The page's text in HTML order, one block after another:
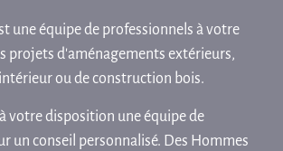
une équipe de professionnels à votre
projets d'aménagements extérieurs,
ou de construction bois.
votre disposition une équipe de
un conseil personnalisé. Des Hommes